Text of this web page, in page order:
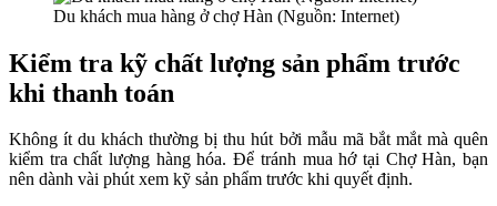
Du khách mua hàng ở chợ Hàn (Nguồn: Internet)
Kiểm tra kỹ chất lượng sản phẩm trước
khi thanh toán
Không ít du khách thường bị thu hút bởi mẫu mã bắt mắt mà quên
kiểm tra chất lượng hàng hóa. Để tránh mua hớ tại Chợ Hàn, bạn
nên dành vài phút xem kỹ sản phẩm trước khi quyết định.